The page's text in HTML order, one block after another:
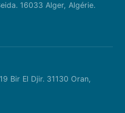
16033 Alger, Algérie.
Bir El Djir. 31130 Oran,